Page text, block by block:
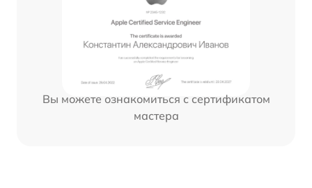
Вы можете ознакомиться с сертификатом
мастера